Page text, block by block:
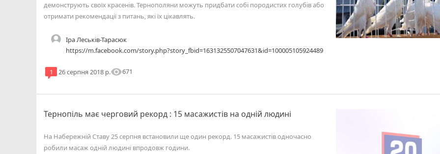
демонструють своїх красенів. Тернополяни можуть придбати собі породистих голубів або
отримати рекомендації з питань, які їх цікавлять.
Іра Леськів-Тарасюк
https://m.facebook.com/story.php?story_fbid=1631325507047631&id=100005105924489
1 26 серпня 2018 р.visibility671
Тернопіль має черговий рекорд : 15 масажистів на одній людині
На Набережній Ставу 25 серпня встановили ще один рекорд. 15 масажистів одночасно
робили масаж одній людині впродовж години.